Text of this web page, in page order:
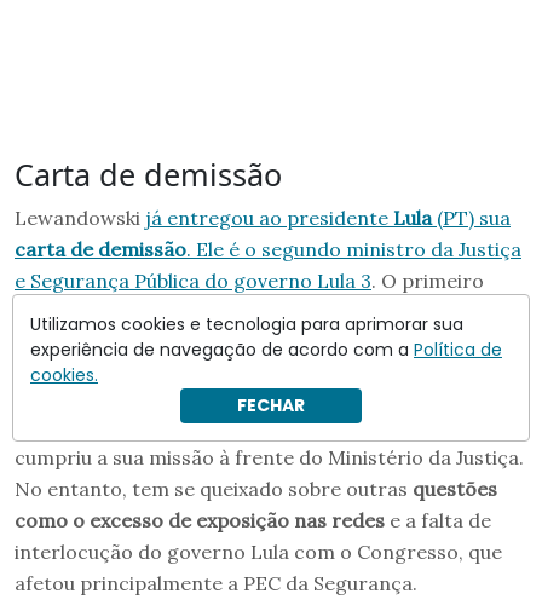
Carta de demissão
Lewandowski já entregou ao presidente Lula(PT) sua
carta de demissão. Ele é o segundo ministro da Justiça
e Segurança Pública do governo Lula 3. O primeiro
Flávio Dino
, que deixou a pasta em 2024 para
assumir o cargo de ministro do Supremo Tribunal
Federal (STF).
Como mostramos, Lewandowski disse para Lula que já
cumpriu a sua missão à frente do Ministério da Justiça.
No entanto, tem se queixado sobre outras questões
como o excesso de exposição nas redes e a falta de
interlocução do governo Lula com o Congresso, que
afetou principalmente a PEC da Segurança.
Utilizamos cookies e tecnologia para aprimorar sua
experiência de navegação de acordo com a Política de
cookies.
FECHAR